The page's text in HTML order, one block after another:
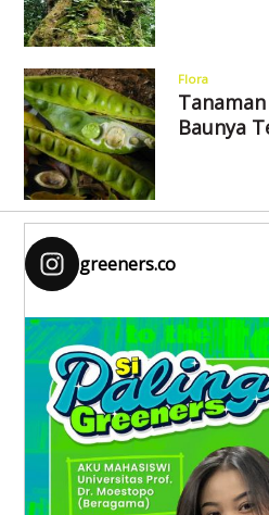
Flora
Baunya
greeners.co